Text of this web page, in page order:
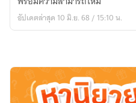
ว่า
ข้า
อัปเดตล่าสุด 10 มิ.ย. 68 / 15:10 น.